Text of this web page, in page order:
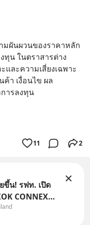
มผันผวนของราคาหลัก
ทุน ในตราสารต่าง
ละความเสี่ยงเฉพาะ
า เงื่อนไข ผล
ารลงทุน
11 2
ขึ้น! รฟท. เปิด
CONNEX”
อากาศ เชื่อม